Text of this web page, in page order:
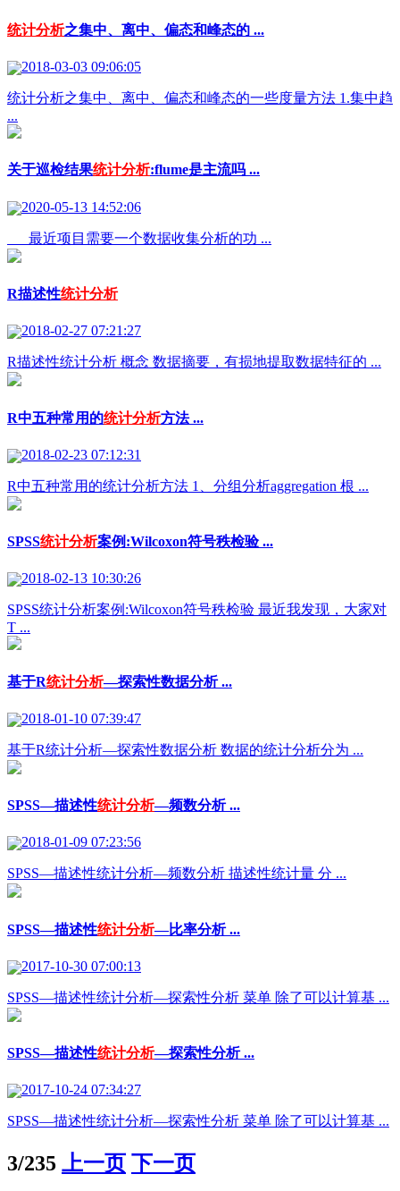
统计分析之集中、离中、偏态和峰态的 ...
2018-03-03 09:06:05
统计分析之集中、离中、偏态和峰态的一些度量方法 1.集中趋
...
关于巡检结果统计分析:flume是主流吗 ...
2020-05-13 14:52:06
最近项目需要一个数据收集分析的功 ...
R描述性统计分析
2018-02-27 07:21:27
R描述性统计分析 概念 数据摘要，有损地提取数据特征的 ...
R中五种常用的统计分析方法 ...
2018-02-23 07:12:31
R中五种常用的统计分析方法 1、分组分析aggregation 根 ...
SPSS统计分析案例:Wilcoxon符号秩检验 ...
2018-02-13 10:30:26
SPSS统计分析案例:Wilcoxon符号秩检验 最近我发现，大家对
T ...
基于R统计分析—探索性数据分析 ...
2018-01-10 07:39:47
基于R统计分析—探索性数据分析 数据的统计分析分为 ...
SPSS—描述性统计分析—频数分析 ...
2018-01-09 07:23:56
SPSS—描述性统计分析—频数分析 描述性统计量 分 ...
SPSS—描述性统计分析—比率分析 ...
2017-10-30 07:00:13
SPSS—描述性统计分析—探索性分析 菜单 除了可以计算基 ...
SPSS—描述性统计分析—探索性分析 ...
2017-10-24 07:34:27
SPSS—描述性统计分析—探索性分析 菜单 除了可以计算基 ...
3/235 上一页 下一页